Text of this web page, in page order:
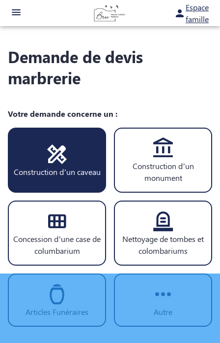
contenu
Espace
famille
MONUMENTS FUNÉRAIRES
NOTRE AGENCE
Demande de devis
marbrerie
Votre demande concerne un :
Construction d’un caveau
Construction d’un
monument
Concession d’une case de
columbarium
Nettoyage de tombes et
colombariums
Articles Funéraires Autre